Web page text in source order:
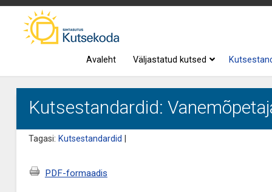
Avaleht Väljastatud kutsed
Kutsestandardid:
Tagasi: Kutsestandardid
PDF-formaadis